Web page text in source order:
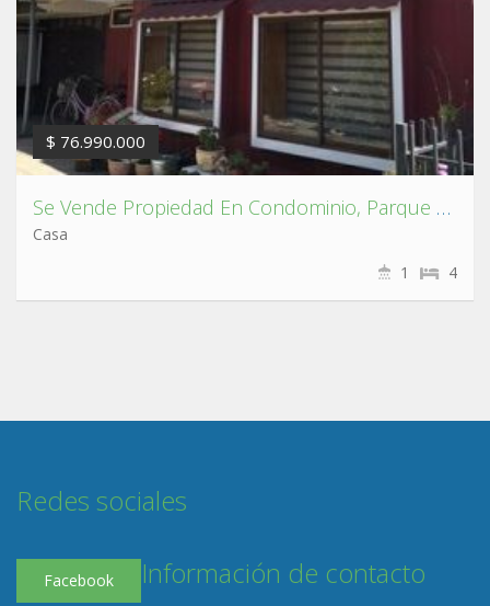
$ 76.990.000
Se Vende Propiedad En Condominio, Parque Central, Hualpén.
Casa
4
1
Redes sociales
Facebook Información de contacto